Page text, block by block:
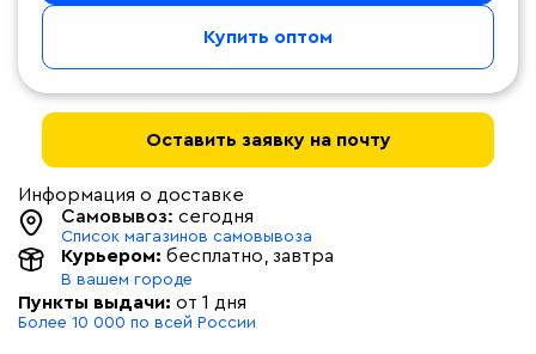
Купить оптом
Оставить заявку на почту
Информация о доставке
Самовывоз: сегодня
Список магазинов самовывоза
Курьером: бесплатно , завтра
В вашем городе
Пункты выдачи: от 1 дня
Более 10 000 по всей России